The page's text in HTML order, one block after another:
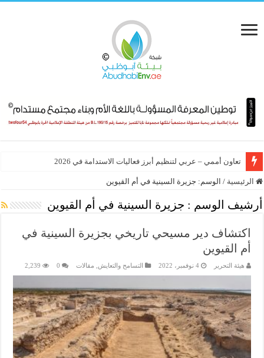
تعاون أممي – عربي لتنظيم أبرز فعاليات الاستدامة في 2026
الرئيسية / الوسم: جزيرة السينية في أم القيوين
أرشيف الوسم : جزيرة السينية في أم القيوين
اكتشاف دير مسيحي تاريخي بجزيرة السينية في
أم القيوين
هيئة التحرير 4 نوفمبر، 2022 التسامح والتعايش مقالات 0
2,239